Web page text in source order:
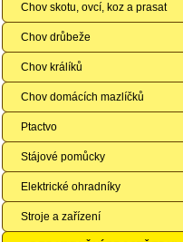
Chov skotu, ovcí, koz a prasat
Chov drůbeže
Chov králíků
Chov domácích mazlíčků
Ptactvo
Stájové pomůcky
Elektrické ohradníky
Stroje a zařízení